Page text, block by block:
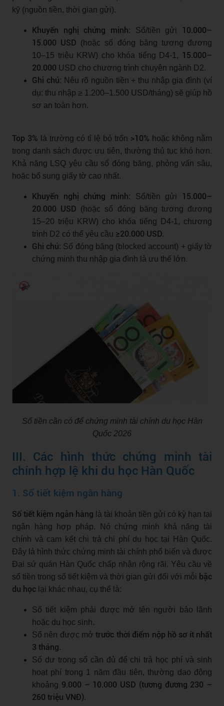
kỹ (nguồn tiền, thời gian gửi).
Khuyến nghị chứng minh: Sổ/tiền gửi
10.000–
15.000 USD (hoặc sổ đóng băng tương đương
10–15 triệu KRW) cho khóa tiếng D4-1, 15.000–
20.000 USD cho chương trình chuyên ngành D2.
Ghi chú: Nêu rõ nguồn tiền + thu nhập gia đình (ví
dụ: thu nhập ≥ 1.200–1.500 USD/tháng) sẽ giúp hồ
sơ an toàn hơn.
Top 3% là trường có tỉ lệ bỏ trốn >10% hoặc không nằm
trong danh sách được ưu tiên, thường thủ tục khó hơn.
Khả năng LSQ yêu cầu sổ đóng băng, phỏng vấn sâu,
hoặc bổ sung giấy tờ cao nhất.
Khuyến nghị chứng minh: Sổ/tiền gửi
15.000–
20.000 USD (hoặc sổ đóng băng tương đương
15–20 triệu KRW) cho khóa tiếng D4-1, chương
trình D2 có thể yêu cầu ≥20.000 USD.
Ghi chú: Sổ đóng băng (blocked account) + giấy tờ
chứng minh thu nhập gia đình là ưu thế lớn.
Số tiền cần có để chứng minh tài chính du học Hàn
Quốc 2026
III. Các hình thức chứng minh tài
chính hợp lệ khi du học Hàn Quốc
1. Sổ tiết kiệm ngân hàng
Sổ tiết kiệm ngân hàng là tài khoản tiền gửi có kỳ hạn tại
ngân hàng hợp pháp. Nó chứng minh khả năng tài
chính và cam kết chi trả chi phí du học tại Hàn Quốc.
Đây là hình thức chứng minh tài chính phổ biến và được
Đại sứ quán Hàn Quốc chấp nhận rộng rãi. Yêu cầu về
số tiền trong sổ tiết kiệm và thời gian gửi đối với mỗi bậc
du học lại khác nhau, cụ thể là:
Sổ tiết kiệm phải được mở tên người bảo lãnh
hoặc du học sinh.
Sổ nên được mở trước thời điểm nộp hồ sơ ít nhất
3 tháng.
Số dư trong sổ cần đủ để chi trả học phí và sinh
hoạt phí trong 1 năm đầu tiên, thường dao động
khoảng 9.000 – 10.000 USD (tương đương 230 –
260 triệu VNĐ).